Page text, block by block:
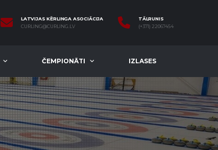
LATVIJAS KĒRLINGA ASOCIĀCIJA
CURLING@CURLING.LV
TĀLRUNIS
(+371) 22067454
ČEMPIONĀTI IZLASES